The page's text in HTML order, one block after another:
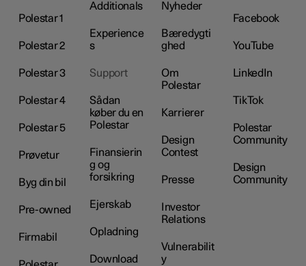
Polestar 1
Polestar 2
Polestar 3
Polestar 4
Polestar 5
Prøvetur
Byg din bil
Pre-owned
Firmabil
Additionals
Experience
s
Support
Sådan
køber du en
Polestar
Finansierin
g og
forsikring
Ejerskab
Opladning
Download
Nyheder
Bæredygti
ghed
Om
Polestar
Karrierer
Design
Contest
Presse
Investor
Relations
Vulnerabilit
y
Facebook
YouTube
LinkedIn
TikTok
Polestar
Community
Design
Community